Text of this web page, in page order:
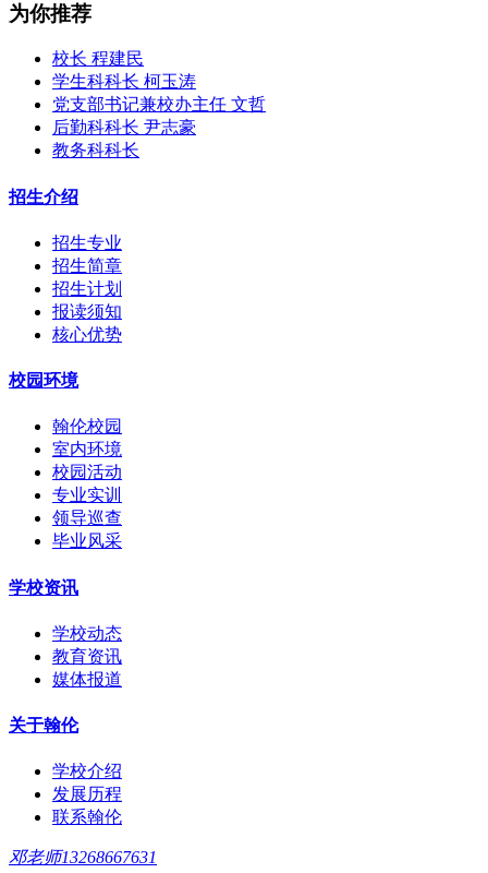
为你推荐
校长 程建民
学生科科长 柯玉涛
党支部书记兼校办主任 文哲
后勤科科长 尹志豪
教务科科长
招生介绍
招生专业
招生简章
招生计划
报读须知
核心优势
校园环境
翰伦校园
室内环境
校园活动
专业实训
领导巡查
毕业风采
学校资讯
学校动态
教育资讯
媒体报道
关于翰伦
学校介绍
发展历程
联系翰伦
邓老师13268667631